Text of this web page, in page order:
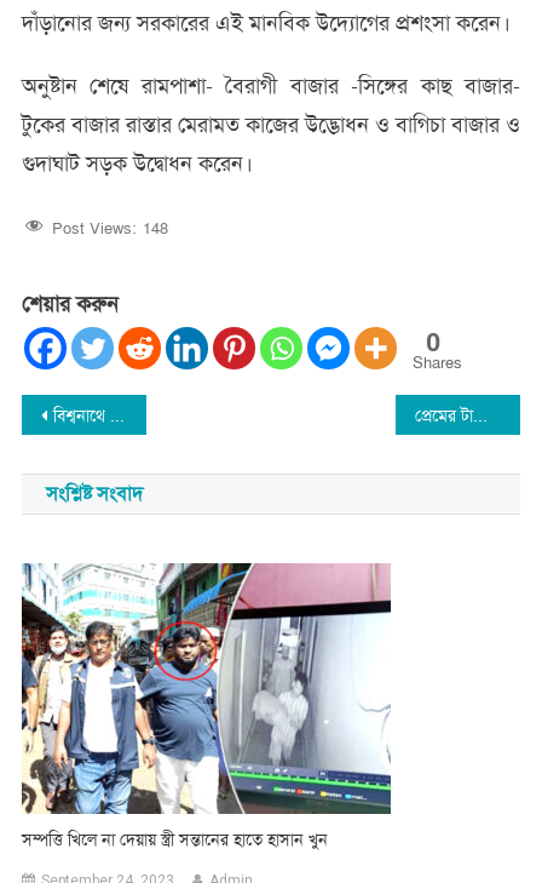
দাঁড়ানোর জন্য সরকারের এই মানবিক উদ্যোগের প্রশংসা করেন।
অনুষ্টান শেষে রামপাশা- বৈরাগী বাজার -সিঙ্গের কাছ বাজার-
টুকের বাজার রাস্তার মেরামত কাজের উদ্ভোধন ও বাগিচা বাজার ও
গুদাঘাট সড়ক উদ্বোধন করেন।
Post Views: 148
শেয়ার করুন
0
Shares
Post
navigation
প্রেমের টানে ভাতিজার সঙ্গে পালিয়েছেন গৃহবধূ
সংশ্লিষ্ট সংবাদ
সম্পত্তি খিলে না দেয়ায় স্ত্রী সন্তানের হাতে হাসান খুন